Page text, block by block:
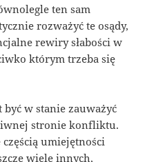
ten sam
rozważyć te osądy,
rewiry słabości w
którym trzeba się
w stanie zauważyć
stronie konfliktu.
umiejętności
wiele innych,